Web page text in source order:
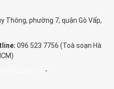
Thông, phường 7, quận Gò Vấp,
096 523 7756 (Toà soạn Hà
-